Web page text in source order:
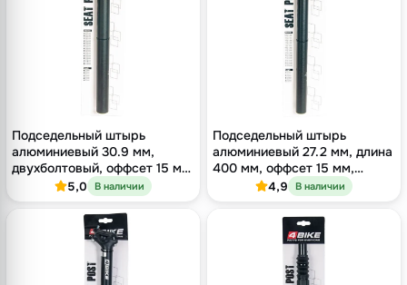
Подседельный штырь
алюминиевый 30.9 мм,
двухболтовый, оффсет 15 мм,
длина 400 мм
5,0 В наличии
Подседельный штырь
алюминиевый 27.2 мм, длина
400 мм, оффсет 15 мм,
двухболтовый, чёрный
4,9 В наличии